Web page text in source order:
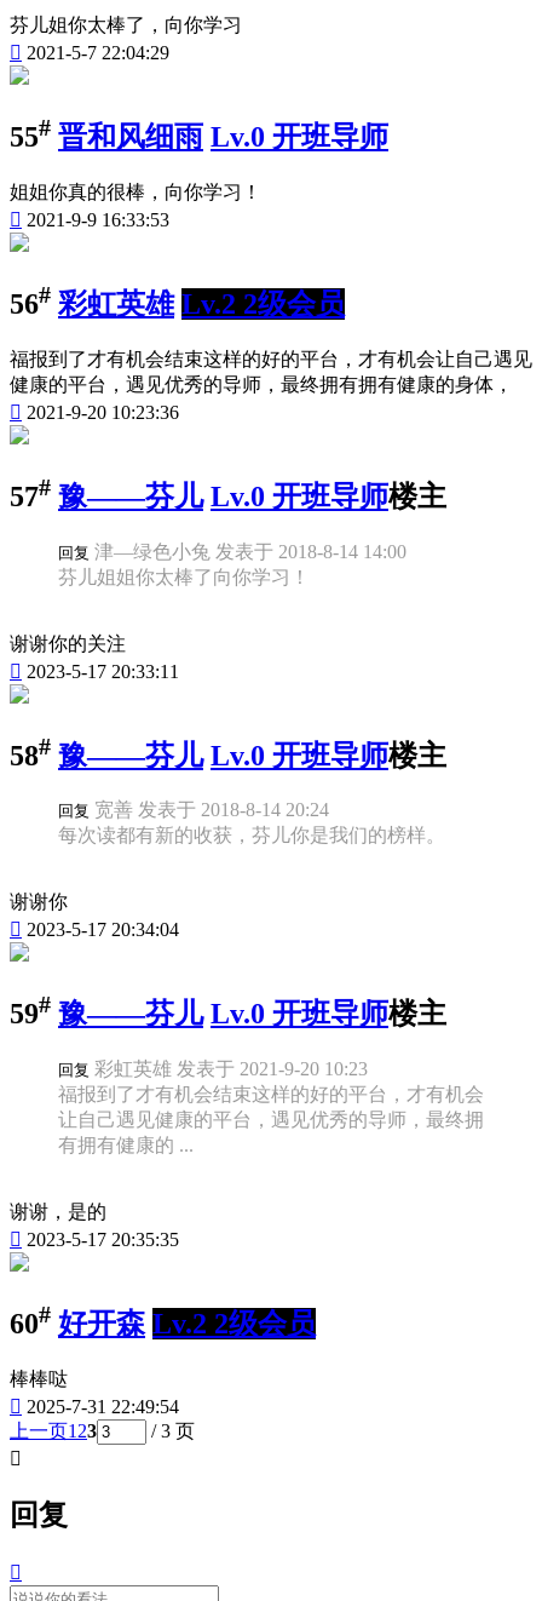
芬儿姐你太棒了，向你学习
 2021-5-7 22:04:29
55# 晋和风细雨 Lv.0 开班导师
姐姐你真的很棒，向你学习！
 2021-9-9 16:33:53
56# 彩虹英雄 Lv.2 2级会员
福报到了才有机会结束这样的好的平台，才有机会让自己遇见
健康的平台，遇见优秀的导师，最终拥有拥有健康的身体，
 2021-9-20 10:23:36
57# 豫——芬儿 Lv.0 开班导师楼主
回复 津—绿色小兔 发表于 2018-8-14 14:00
芬儿姐姐你太棒了向你学习！
谢谢你的关注
 2023-5-17 20:33:11
58# 豫——芬儿 Lv.0 开班导师楼主
回复 宽善 发表于 2018-8-14 20:24
每次读都有新的收获，芬儿你是我们的榜样。
谢谢你
 2023-5-17 20:34:04
59# 豫——芬儿 Lv.0 开班导师楼主
回复 彩虹英雄 发表于 2021-9-20 10:23
福报到了才有机会结束这样的好的平台，才有机会
让自己遇见健康的平台，遇见优秀的导师，最终拥
有拥有健康的 ...
谢谢，是的
 2023-5-17 20:35:35
60# 好开森 Lv.2 2级会员
棒棒哒
 2025-7-31 22:49:54
上一页1 23
/ 3 页

回复
